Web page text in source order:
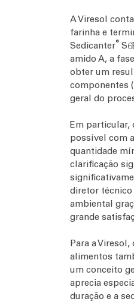
A Viresol
farinha e
Sedicanter®
amido A, a
obter um
componentes
geral do
Em particular,
possível com
quantidade
clarificação
diretor técnico
ambiental
grande
Para a
alimentos
um conceito
aprecia
duração e a